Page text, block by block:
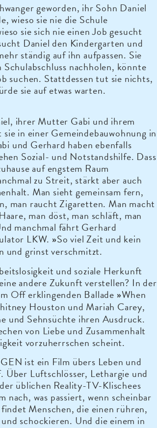
geworden, ihr Sohn Daniel
wieso sie nie die Schule
sie sich nie einen Job gesucht
Daniel den Kindergarten und
ständig auf ihn aufpassen. Sie
nachholen, könnte
suchen. Stattdessen tut sie nichts,
sie auf etwas warten.
ihrer Mutter Gabi und ihrem
in einer Gemeindebauwohnung in
und Gerhard haben ebenfalls
Sozial- und Notstandshilfe. Dass
auf engstem Raum
zu Streit, stärkt aber auch
Man sieht gemeinsam fern,
man raucht Zigaretten. Man macht
man döst, man schläft, man
manchmal fährt Gerhard
LKW. »So viel Zeit und kein
und grinst verschmitzt.
und soziale Herkunft
andere Zukunft verstellen? In der
Off erklingenden Ballade »When
Houston und Mariah Carey,
und Sehnsüchte ihren Ausdruck.
von Liebe und Zusammenhalt
vorzuherrschen scheint.
ist ein Film übers Leben und
Über Luftschlösser, Lethargie und
üblichen Reality-TV-Klischees
nach, was passiert, wenn scheinbar
Menschen, die einen rühren,
schockieren. Und die einem in